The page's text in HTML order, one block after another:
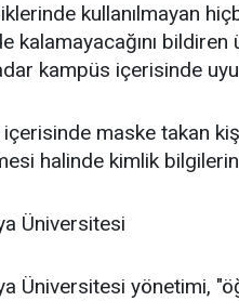
kullanılmayan
kalamayacağını
kampüs içerisinde
maske takan
halinde kimlik
Üniversitesi
Üniversitesi yönetimi,